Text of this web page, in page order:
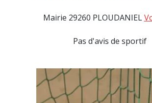
Mairie 29260 PLOUDANIEL
Pas d'avis de sportif